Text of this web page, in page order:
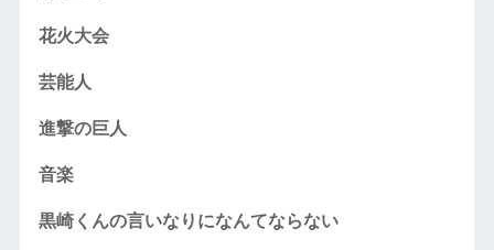
花火大会
芸能人
進撃の巨人
音楽
黒崎くんの言いなりになんてならない